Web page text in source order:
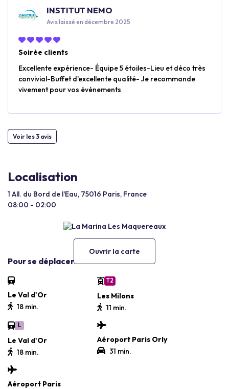
INSTITUT NEMO
Avis laissé en décembre 2025
Soirée clients
Excellente expérience- Équipe 5 étoiles-Lieu et déco très
convivial-Buffet d'excellente qualité- Je recommande
vivement pour vos événements
Voir les 3 avis
Localisation
1 All. du Bord de l'Eau, 75016 Paris, France
08:00 - 02:00
Ouvrir la carte
Pour se déplacer
Le Val d'Or
18 min.
T2
Les Milons
11 min.
L
Le Val d'Or
18 min.
Aéroport Paris Orly
31 min.
Aéroport Paris